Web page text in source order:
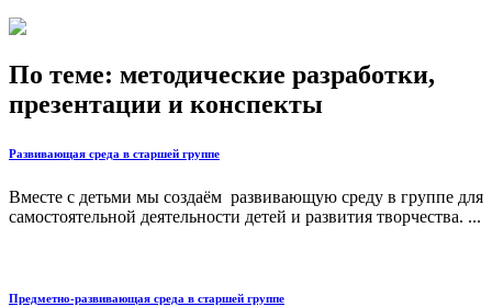
По теме: методические разработки,
презентации и конспекты
Развивающая среда в старшей группе
Вместе с детьми мы создаём развивающую среду в группе для
самостоятельной деятельности детей и развития творчества. ...
Предметно-развивающая среда в старшей группе